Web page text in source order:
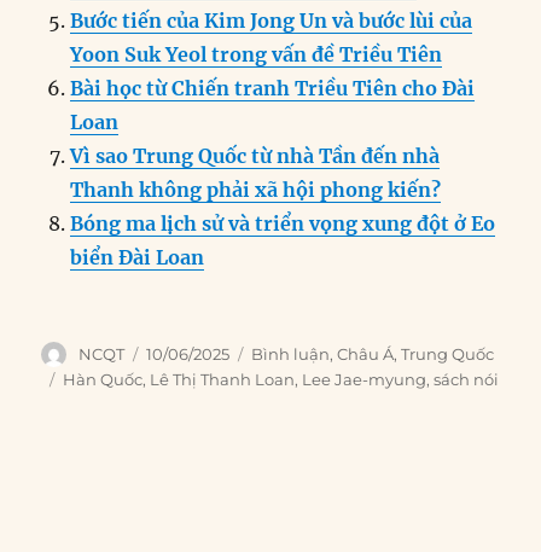
Bước tiến của Kim Jong Un và bước lùi của
Yoon Suk Yeol trong vấn đề Triều Tiên
Bài học từ Chiến tranh Triều Tiên cho Đài
Loan
Vì sao Trung Quốc từ nhà Tần đến nhà
Thanh không phải xã hội phong kiến?
Bóng ma lịch sử và triển vọng xung đột ở Eo
biển Đài Loan
Author
NCQT
Posted
on
10/06/2025 Categories
Bình luận,Châu Á,Trung Quốc
Tags
Hàn Quốc, Lê Thị Thanh Loan, Lee Jae-myung,sách nói